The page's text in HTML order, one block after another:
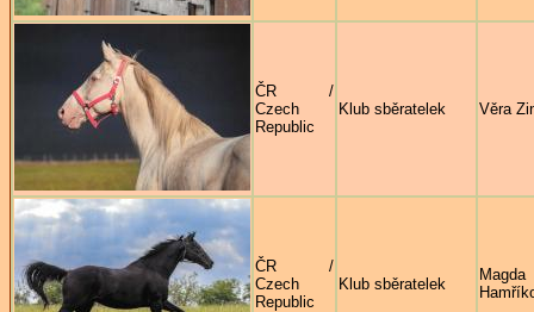
ČR /
Czech
Republic
Klub sběratelek Věra
ČR /
Czech
Republic
Klub sběratelek
Magda